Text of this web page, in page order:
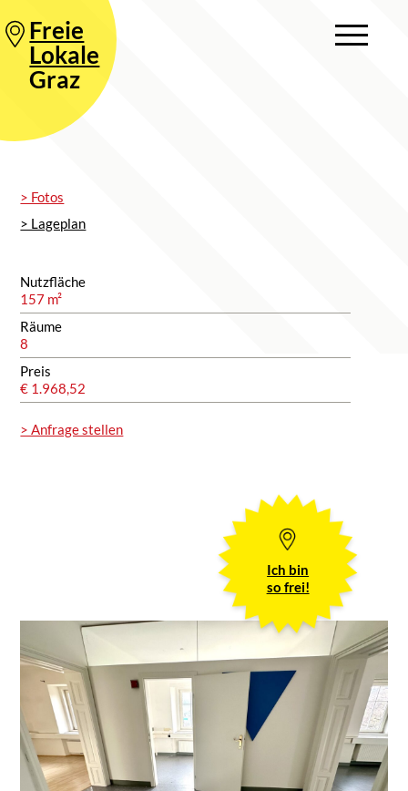
Freie
Lokale
Graz
> Fotos
> Lageplan
Nutzfläche
157 m²
Räume
8
Preis
€ 1.968,52
> Anfrage stellen
Ich bin
so frei!